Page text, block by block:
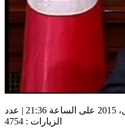
زووم تونيزيا | الجمعة، 3 أفريل، 2015 على الساعة 21:36 | عدد
الزيارات : 4754